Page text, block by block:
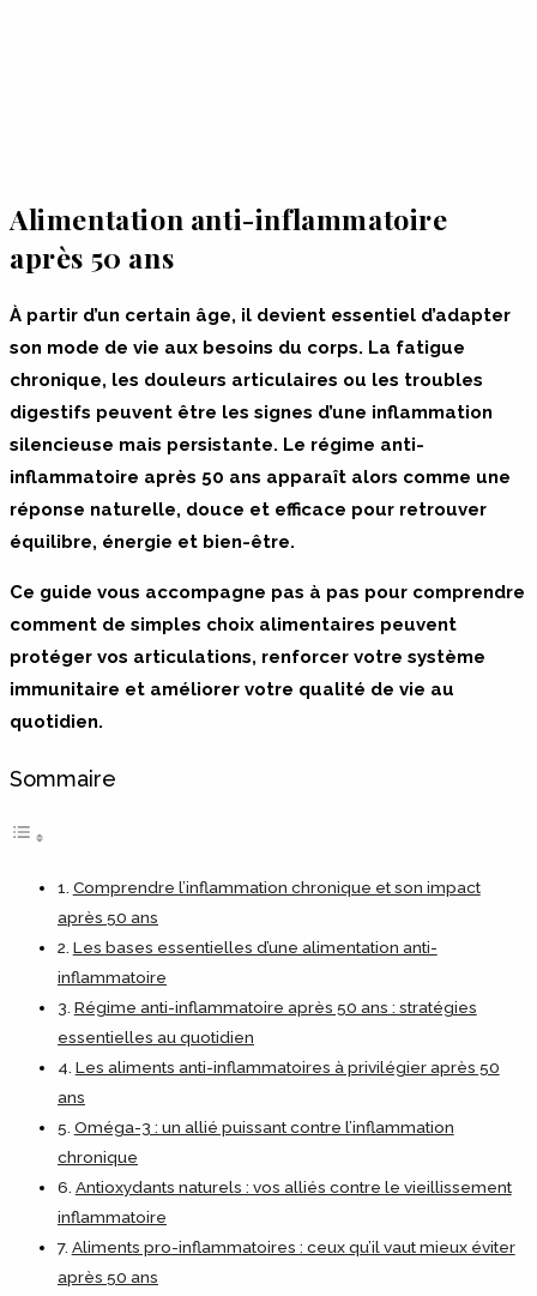
Alimentation anti-inflammatoire
après 50 ans
À partir d’un certain âge, il devient essentiel d’adapter
son mode de vie aux besoins du corps. La fatigue
chronique, les douleurs articulaires ou les troubles
digestifs peuvent être les signes d’une inflammation
silencieuse mais persistante. Le régime anti-
inflammatoire après 50 ans apparaît alors comme une
réponse naturelle, douce et efficace pour retrouver
équilibre, énergie et bien-être.
Ce guide vous accompagne pas à pas pour comprendre
comment de simples choix alimentaires peuvent
protéger vos articulations, renforcer votre système
immunitaire et améliorer votre qualité de vie au
quotidien.
Sommaire
Comprendre l’inflammation chronique et son impact
après 50 ans
Les bases essentielles d’une alimentation anti-
inflammatoire
Régime anti-inflammatoire après 50 ans : stratégies
essentielles au quotidien
Les aliments anti-inflammatoires à privilégier après 50
ans
Oméga-3 : un allié puissant contre l’inflammation
chronique
Antioxydants naturels : vos alliés contre le vieillissement
inflammatoire
Aliments pro-inflammatoires : ceux qu’il vaut mieux éviter
après 50 ans